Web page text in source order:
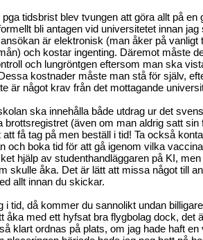
tidsbrist blev tvungen att göra allt på en
bli antagen vid universitetet innan
är elektronisk (man åker på vanligt
och kostar ingenting. Däremot måste
och lungröntgen eftersom man ska
kostnader måste man stå för själv,
är något krav från det mottagande
ska innehålla både utdrag ur det
brottsregistret (även om man aldrig satt sin
få tag på men beställ i tid! Ta också
och boka tid för att gå igenom vilka
hjälp av studenthandläggaren på KI,
skulle åka. Det är lätt att missa något till
allt innan du skickar.
i tid, då kommer du sannolikt undan
åka med ett hyfsat bra flygbolag dock, det
klart ordnas på plats, om jag hade haft